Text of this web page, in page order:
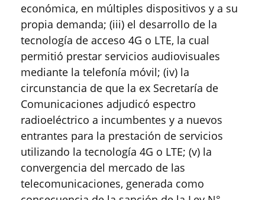
económica, en múltiples dispositivos y a su
propia demanda; (iii) el desarrollo de la
tecnología de acceso 4G o LTE, la cual
permitió prestar servicios audiovisuales
mediante la telefonía móvil; (iv) la
circunstancia de que la ex Secretaría de
Comunicaciones adjudicó espectro
radioeléctrico a incumbentes y a nuevos
entrantes para la prestación de servicios
utilizando la tecnología 4G o LTE; (v) la
convergencia del mercado de las
telecomunicaciones, generada como